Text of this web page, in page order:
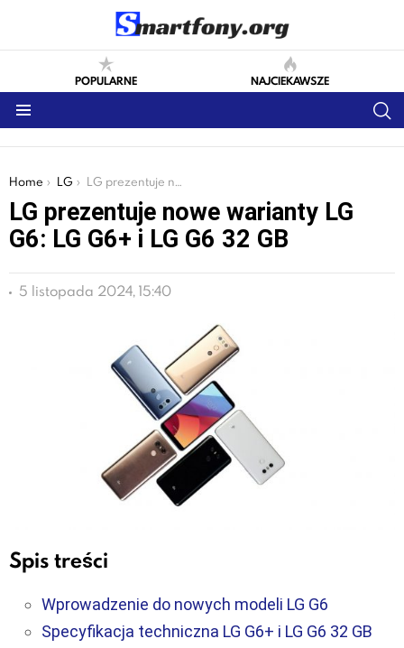
POPULARNE NAJCIEKAWSZE
You are here:
Home LG LG prezentuje nowe warianty LG G6: LG G6+ i LG G6 32 GB
LG prezentuje nowe warianty LG
G6: LG G6+ i LG G6 32 GB
5 listopada 2024, 15:40
Spis treści
Wprowadzenie do nowych modeli LG G6
Specyfikacja techniczna LG G6+ i LG G6 32 GB